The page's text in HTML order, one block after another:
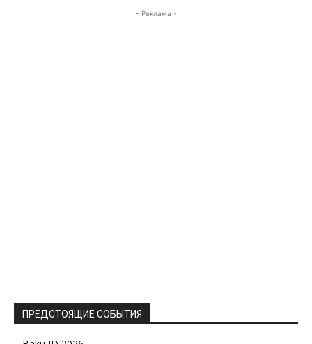
- Реклама -
ПРЕДСТОЯЩИЕ СОБЫТИЯ